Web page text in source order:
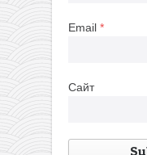
Email *
Сайт